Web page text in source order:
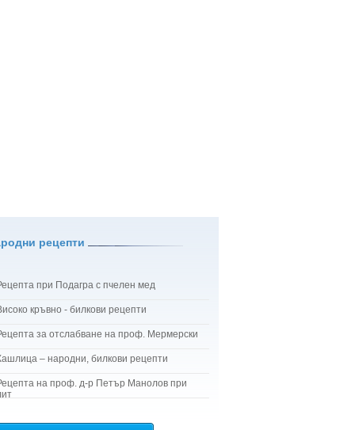
рецепти
при Подагра с пчелен мед
кръвно - билкови рецепти
за отслабване на проф. Мермерски
– народни, билкови рецепти
на проф. д-р Петър Манолов при